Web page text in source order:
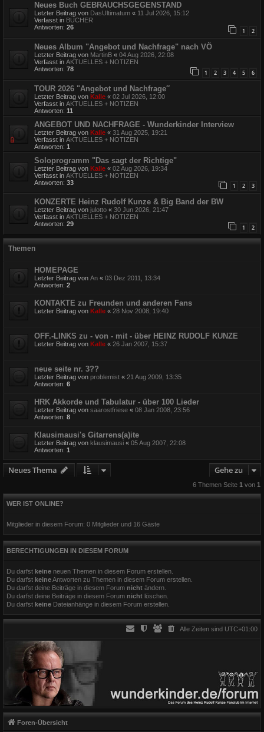
Neues Buch GEBRAUCHSGEGENSTAND
Letzter Beitrag von DasUltimatum « 11 Jul 2026, 15:12
Verfasst in BÜCHER
Antworten: 26 1 2
Neues Album "Angebot und Nachfrage" nach VÖ
Letzter Beitrag von MartinB « 04 Aug 2026, 22:08
Verfasst in AKTUELLES + NOTIZEN
Antworten: 78 1 2 3 4 5 6
TOUR 2026 "Angebot und Nachfrage″
Letzter Beitrag von Kalle « 02 Jul 2026, 12:00
Verfasst in AKTUELLES + NOTIZEN
Antworten: 11
ANGEBOT UND NACHFRAGE - Wunderkinder Interview
Letzter Beitrag von Kalle « 31 Aug 2025, 19:21
Verfasst in AKTUELLES + NOTIZEN
Antworten: 1
Soloprogramm "Das sagt der Richtige"
Letzter Beitrag von Kalle « 02 Aug 2026, 19:34
Verfasst in AKTUELLES + NOTIZEN
Antworten: 33 1 2 3
KONZERTE Heinz Rudolf Kunze & Big Band der BW
Letzter Beitrag von julotto « 30 Jun 2026, 21:47
Verfasst in AKTUELLES + NOTIZEN
Antworten: 29 1 2
Themen
HOMEPAGE
Letzter Beitrag von An « 03 Dez 2011, 13:34
Antworten: 2
KONTAKTE zu Freunden und anderen Fans
Letzter Beitrag von Kalle « 28 Nov 2008, 19:40
OFF.-LINKS zu - von - mit - über HEINZ RUDOLF KUNZE
Letzter Beitrag von Kalle « 26 Jan 2007, 15:37
neue seite nr. 3??
Letzter Beitrag von problemist « 21 Aug 2009, 13:35
Antworten: 6
HRK Akkorde und Tabulatur - über 100 Lieder
Letzter Beitrag von saarostfriese « 08 Jan 2008, 23:56
Antworten: 8
Klausimausi's Gitarrens(a)ite
Letzter Beitrag von klausimausi « 05 Aug 2007, 22:08
Antworten: 1
Neues Thema Gehe zu
6 Themen Seite 1 von 1
WER IST ONLINE?
Mitglieder in diesem Forum: 0 Mitglieder und 16 Gäste
BERECHTIGUNGEN IN DIESEM FORUM
Du darfst keine neuen Themen in diesem Forum erstellen.
Du darfst keineAntworten zu Themen in diesem Forum erstellen.
Du darfst deine Beiträge in diesem Forum nicht ändern.
Du darfst deine Beiträge in diesem Forum nicht löschen.
Du darfst keine Dateianhänge in diesem Forum erstellen.
Alle Zeiten sind UTC+01:00
Foren-Übersicht